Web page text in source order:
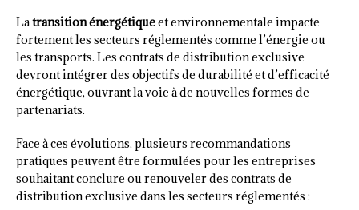
Latransition énergétiqueet environnementale impacte
fortement les secteurs réglementés comme l’énergie ou
les transports. Les contrats de distribution exclusive
devront intégrer des objectifs de durabilité et d’efficacité
énergétique, ouvrant la voie à de nouvelles formes de
partenariats.
Face à ces évolutions, plusieurs recommandations
pratiques peuvent être formulées pour les entreprises
souhaitant conclure ou renouveler des contrats de
distribution exclusive dans les secteurs réglementés :